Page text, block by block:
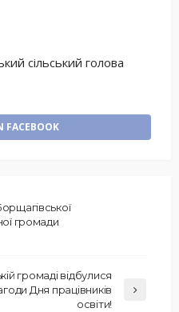
сільський голова
FACEBOOK
громади
громаді відбулися
Дня працівників
освіти!